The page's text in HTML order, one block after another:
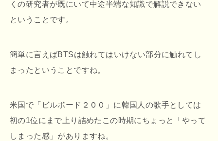
くの研究者が既にいて中途半端な知識で解説できない
ということです。
簡単に言えばBTSは触れてはいけない部分に触れてし
まったということですね。
米国で「ビルボード２００」に韓国人の歌手としては
初の1位にまで上り詰めたこの時期にちょっと「やって
しまった感」がありますね。